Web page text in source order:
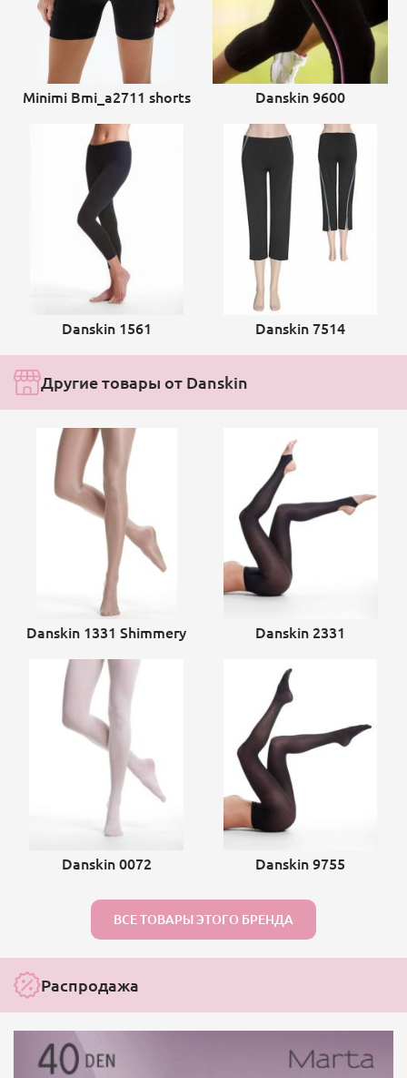
Minimi Bmi_a2711 shorts Danskin 9600
Danskin 1561 Danskin 7514
Другие товары от Danskin
Danskin 1331 Shimmery Danskin 2331
Danskin 0072 Danskin 9755
ВСЕ ТОВАРЫ ЭТОГО БРЕНДА
Распродажа